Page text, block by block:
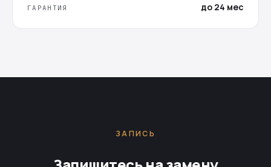
ГАРАНТИЯ до 24 мес
ЗАПИСЬ